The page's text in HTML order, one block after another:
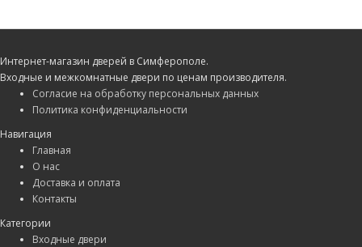
Интернет-магазин дверей в Симферополе.
Входные и межкомнатные двери по ценам производителя.
Согласие на обработку персональных данных
Политика конфиденциальности
Навигация
Главная
О нас
Доставка и оплата
Контакты
Категории
Входные двери